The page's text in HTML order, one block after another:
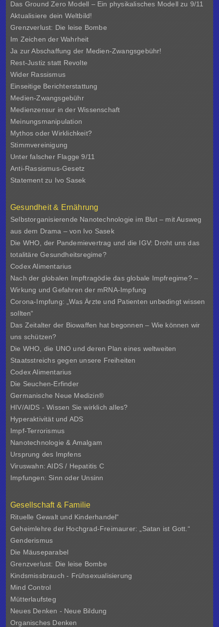
Das Ground Zero Modell – Ein physikalisches Modell zu 9/11
Aktualisiere dein Weltbild!
Grenzverlust: Die leise Bombe
Im Zeichen der Wahrheit
Ja zur Abschaffung der Medien-Zwangsgebühr!
Rest-Justiz statt Revolte
Wider Rassismus
Einseitige Berichterstattung
Medien-Zwangsgebühr
Medienzensur in der Wissenschaft
Meinungsmanipulation
Mythos oder Wirklichkeit?
Stimmvereinigung
Unter falscher Flagge 9/11
Anti-Rassismus-Gesetz
Statement zu Ivo Sasek
Gesundheit & Ernährung
Selbstorganisierende Nanotechnologie im Blut – mit Ausweg
aus dem Drama – von Ivo Sasek
Die WHO, der Pandemievertrag und die IGV: Droht uns das
totalitäre Gesundheitsregime?
Codex Alimentarius
Nach der globalen Impftragödie das globale Impfregime? –
Wirkung und Gefahren der mRNA-Impfung
Corona-Impfung: „Was Ärzte und Patienten unbedingt wissen
sollten“
Das Zeitalter der Biowaffen hat begonnen – Wie können wir
uns schützen?
Die WHO, die UNO und deren Plan eines weltweiten
Staatsstreichs gegen unsere Freiheiten
Codex Alimentarius
Die Seuchen-Erfinder
Germanische Neue Medizin®
HIV/AIDS - Wissen Sie wirklich alles?
Hyperaktivität und ADS
Impf-Terrorismus
Nanotechnologie & Amalgam
Ursprung des Impfens
Viruswahn: AIDS / Hepatitis C
Impfungen: Sinn oder Unsinn
Gesellschaft & Familie
Rituelle Gewalt und Kinderhandel“
Geheimlehre der Hochgrad-Freimaurer: „Satan ist Gott.“
Genderismus
Die Mäuseparabel
Grenzverlust: Die leise Bombe
Kindsmissbrauch - Frühsexualisierung
Mind Control
Mütterlaufsteg
Neues Denken - Neue Bildung
Organisches Denken